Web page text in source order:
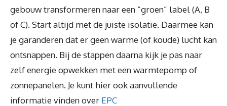
gebouw transformeren naar een “groen” label (A, B
of C). Start altijd met de juiste isolatie. Daarmee kan
je garanderen dat er geen warme (of koude) lucht kan
ontsnappen. Bij de stappen daarna kijk je pas naar
zelf energie opwekken met een warmtepomp of
zonnepanelen. Je kunt hier ook aanvullende
informatie vinden over EPC